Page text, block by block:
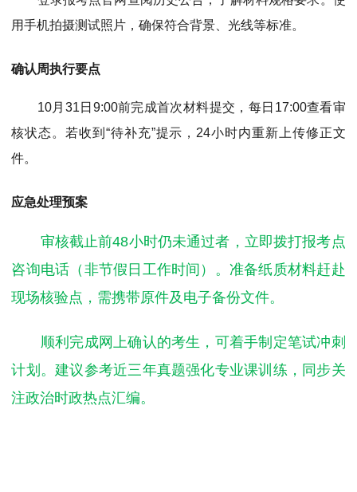
用手机拍摄测试照片，确保符合背景、光线等标准。
确认周执行要点
10月31日9:00前完成首次材料提交，每日17:00查看审
核状态。若收到“待补充”提示，24小时内重新上传修正文
件。
应急处理预案
审核截止前48小时仍未通过者，立即拨打报考点
咨询电话（非节假日工作时间）。准备纸质材料赶赴
现场核验点，需携带原件及电子备份文件。
顺利完成网上确认的考生，可着手制定笔试冲刺
计划。建议参考近三年真题强化专业课训练，同步关
注政治时政热点汇编。